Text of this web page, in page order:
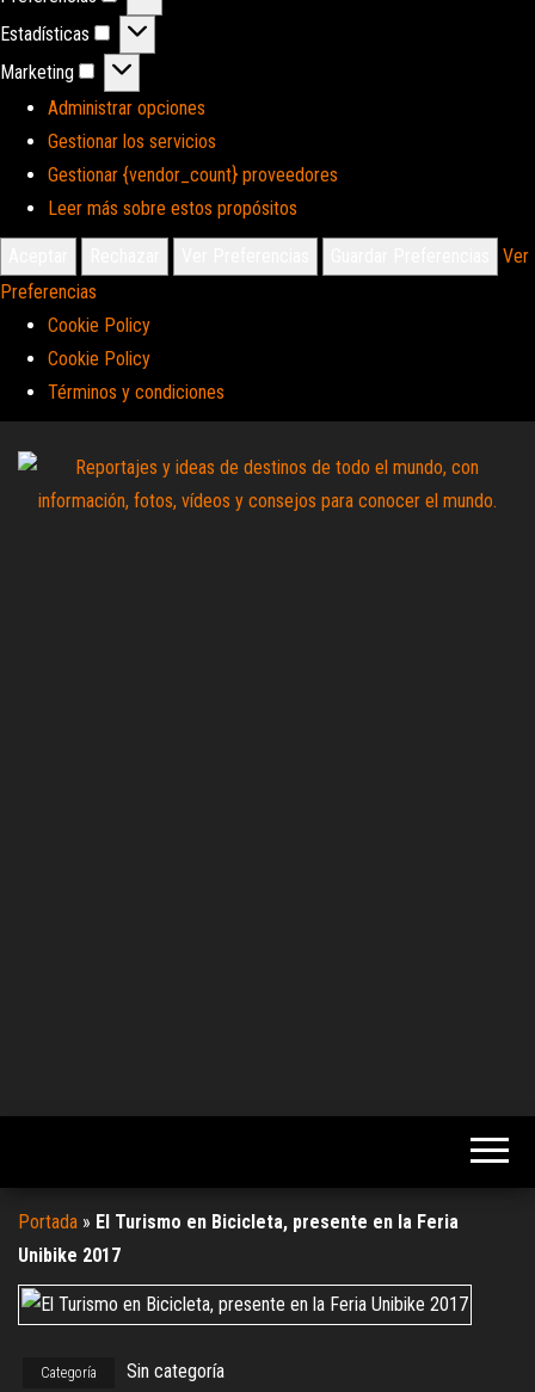
Preferencias
Estadísticas
Estadísticas
Marketing
Marketing
Administrar opciones
Gestionar los servicios
Gestionar {vendor_count} proveedores
Leer más sobre estos propósitos
Ver
Preferencias
Cookie Policy
Cookie Policy
Términos y condiciones
contenido
Portada » El Turismo en Bicicleta, presente en la Feria
Unibike 2017
Categoría Sin categoría